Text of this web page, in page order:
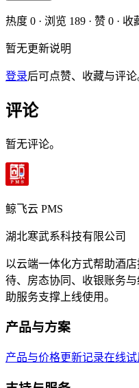
热度 0 · 浏览 189 · 赞 0 · 收
暂无更新说明
登录后可点赞、收藏与评论
评论
暂无评论。
鲸飞云 PMS
湖北寒武系科技有限公司
以云端一体化方式帮助酒
待、房态协同、收银账务
助服务支撑上线使用。
产品与方案
产品与价格更新记录在线试